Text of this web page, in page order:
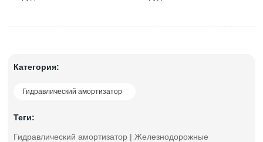
Категория:
Гидравлический амортизатор
Теги:
Гидравлический амортизатор | Железнодорожные